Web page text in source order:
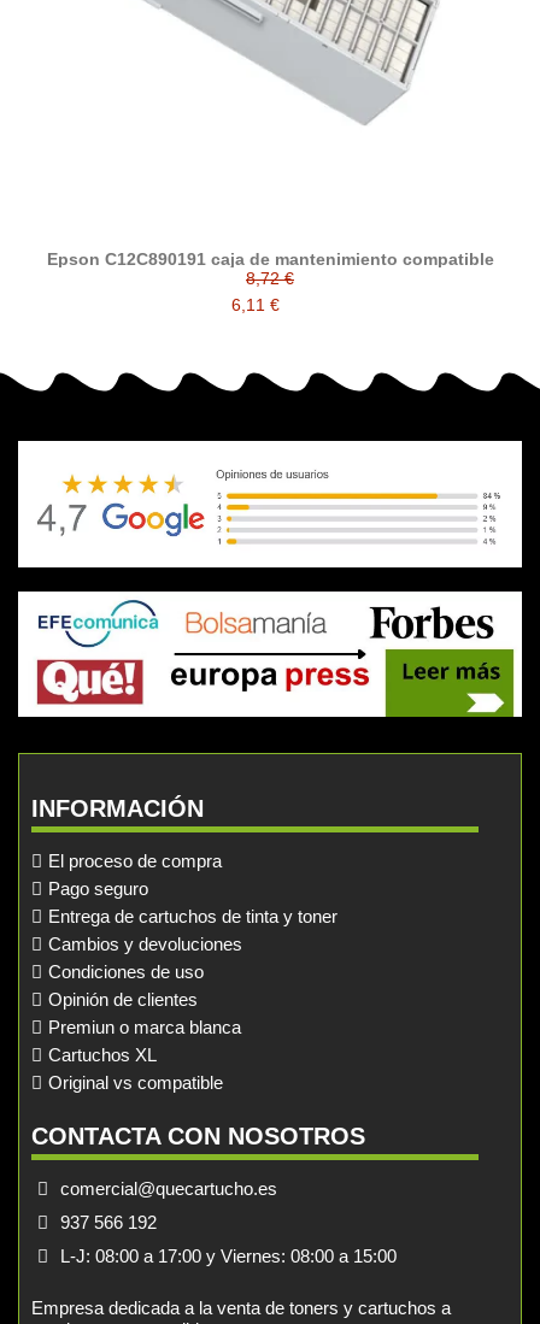
Epson C12C890191 caja de mantenimiento compatible
8,72 €
6,11 €
INFORMACIÓN
El proceso de compra
Pago seguro
Entrega de cartuchos de tinta y toner
Cambios y devoluciones
Condiciones de uso
Opinión de clientes
Premiun o marca blanca
Cartuchos XL
Original vs compatible
CONTACTA CON NOSOTROS
comercial@quecartucho.es
937 566 192
L-J: 08:00 a 17:00 y Viernes: 08:00 a 15:00
Empresa dedicada a la venta de toners y cartuchos a